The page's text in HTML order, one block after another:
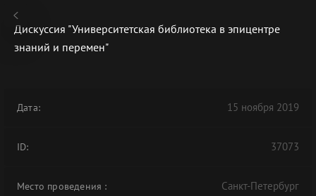
В АРХИВЕ
Дискуссия "Университетская библиотека в эпицентре
знаний и перемен"
Дата: 15 ноября 2019
ID: 37073
Место проведения : Санкт-Петербург